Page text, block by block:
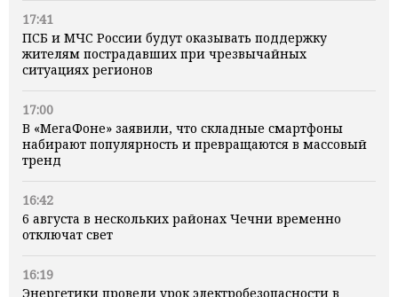
17:41
ПСБ и МЧС России будут оказывать поддержку
жителям пострадавших при чрезвычайных
ситуациях регионов
17:00
В «МегаФоне» заявили, что складные смартфоны
набирают популярность и превращаются в массовый
тренд
16:42
6 августа в нескольких районах Чечни временно
отключат свет
16:19
Энергетики провели урок электробезопасности в